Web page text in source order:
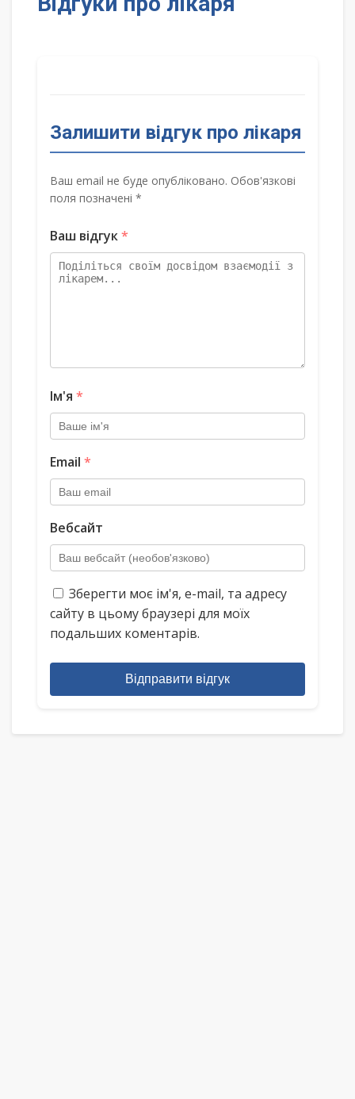
Залишити відгук про лікаря
Ваш email не буде опубліковано. Обов'язкові
поля позначені *
Ваш відгук*
Ім'я *
Email *
Вебсайт
Зберегти моє ім'я, e-mail, та адресу
сайту в цьому браузері для моїх
подальших коментарів.
Відправити відгук